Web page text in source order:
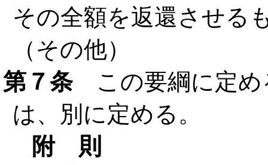
その全額を返還させる
（その他）
第７条この要綱に定め
は、別に定める。
附 則